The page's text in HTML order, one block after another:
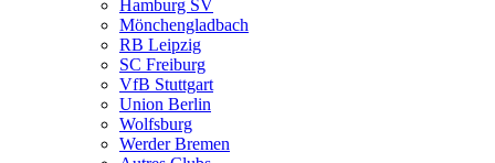
Hamburg SV
Mönchengladbach
RB Leipzig
SC Freiburg
VfB Stuttgart
Union Berlin
Wolfsburg
Werder Bremen